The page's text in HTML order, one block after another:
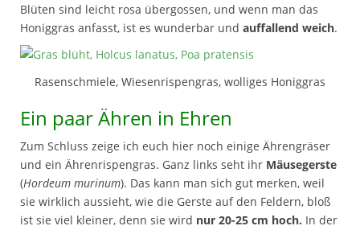
Blüten sind leicht rosa übergossen, und wenn man das
Honiggras anfasst, ist es wunderbar und auffallend weich.
Rasenschmiele, Wiesenrispengras, wolliges Honiggras
Ein paar Ähren in Ehren
Zum Schluss zeige ich euch hier noch einige Ährengräser
und ein Ährenrispengras. Ganz links seht ihr Mäusegerste
(Hordeum murinum). Das kann man sich gut merken, weil
sie wirklich aussieht, wie die Gerste auf den Feldern, bloß
ist sie viel kleiner, denn sie wird nur 20-25 cm hoch. In der